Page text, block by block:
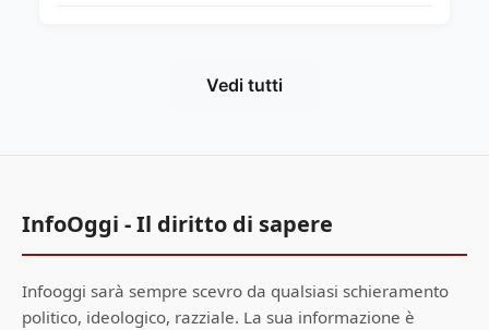
Vedi tutti
InfoOggi - Il diritto di sapere
Infooggi sarà sempre scevro da qualsiasi schieramento
politico, ideologico, razziale. La sua informazione è